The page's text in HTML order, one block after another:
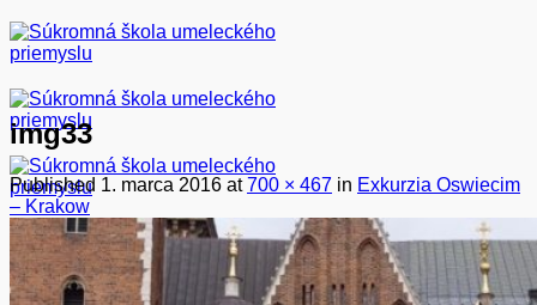
Skip
to
content
img33
Published 1. marca 2016 at700 × 467 in Exkurzia Oswiecim
– Krakow